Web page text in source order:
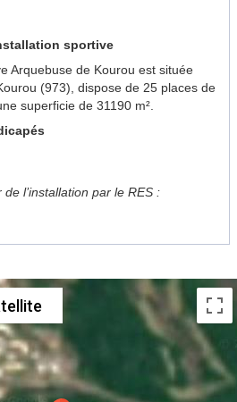
sportive
Arquebuse de Kourou est située
(973), dispose de 25 places de
superficie de 31190 m².
l’installation par le RES :